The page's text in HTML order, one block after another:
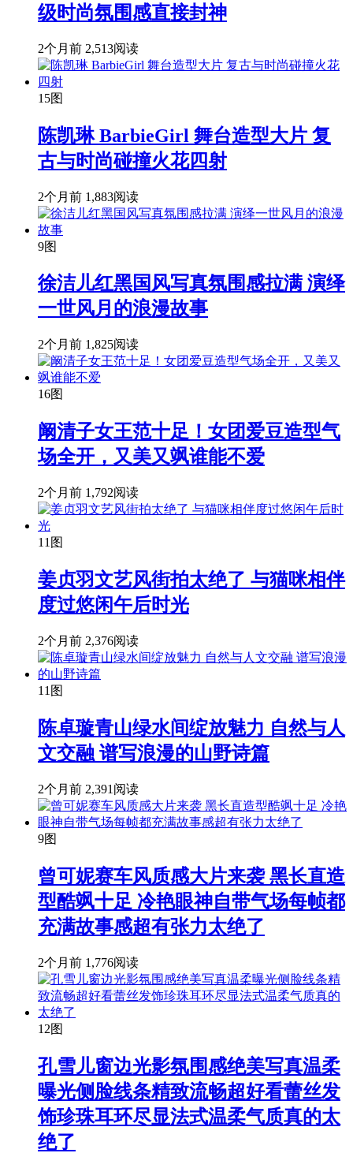
级时尚氛围感直接封神
2个月前 2,513阅读
15图
陈凯琳 BarbieGirl 舞台造型大片 复
古与时尚碰撞火花四射
2个月前 1,883阅读
9图
徐洁儿红黑国风写真氛围感拉满 演绎
一世风月的浪漫故事
2个月前 1,825阅读
16图
阚清子女王范十足！女团爱豆造型气
场全开，又美又飒谁能不爱
2个月前 1,792阅读
11图
姜贞羽文艺风街拍太绝了 与猫咪相伴
度过悠闲午后时光
2个月前 2,376阅读
11图
陈卓璇青山绿水间绽放魅力 自然与人
文交融 谱写浪漫的山野诗篇
2个月前 2,391阅读
9图
曾可妮赛车风质感大片来袭 黑长直造
型酷飒十足 冷艳眼神自带气场每帧都
充满故事感超有张力太绝了
2个月前 1,776阅读
12图
孔雪儿窗边光影氛围感绝美写真温柔
曝光侧脸线条精致流畅超好看蕾丝发
饰珍珠耳环尽显法式温柔气质真的太
绝了